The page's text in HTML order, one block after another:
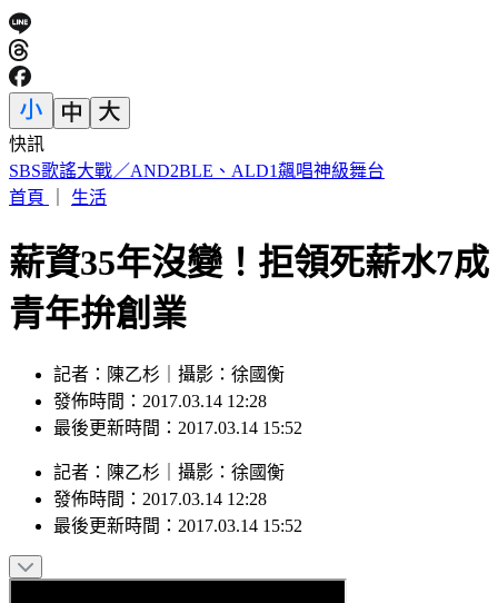
快訊
SBS歌謠大戰／AND2BLE、ALD1飆唱神級舞台
首頁
生活
薪資35年沒變！拒領死薪水7成
青年拚創業
記者：陳乙杉｜攝影：徐國衡
發佈時間：2017.03.14 12:28
最後更新時間：2017.03.14 15:52
記者 ： 陳乙杉 攝影 ： 徐國衡
發佈時間： 2017.03.14 12:28
最後更新時間： 2017.03.14 15:52